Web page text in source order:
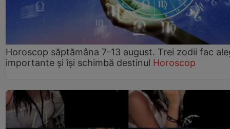
Horoscop săptămâna 7-13 august. Trei zodii fac
importante și își schimbă destinul Horoscop